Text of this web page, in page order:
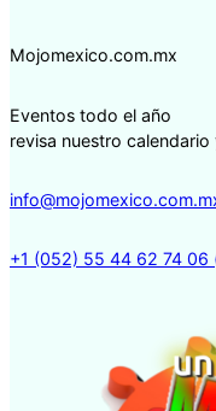
Mojomexico.com.mx
Eventos todo el año
revisa nuestro
+1 (052) 55 44 62 74 06